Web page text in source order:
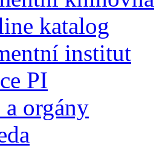
katalog
institut
PI
orgány